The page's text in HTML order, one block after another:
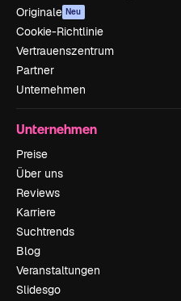
Originale Neu
Cookie-Richtlinie
Vertrauenszentrum
Partner
Unternehmen
Unternehmen
Preise
Über uns
Reviews
Karriere
Suchtrends
Blog
Veranstaltungen
Slidesgo